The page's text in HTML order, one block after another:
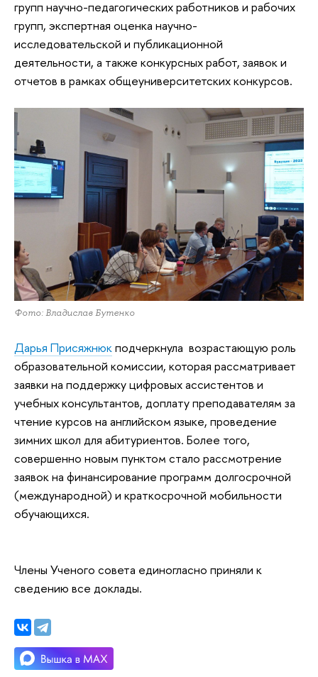
групп научно-педагогических работников и рабочих
групп, экспертная оценка научно-
исследовательской и публикационной
деятельности, а также конкурсных работ, заявок и
отчетов в рамках общеуниверситетских конкурсов.
Фото: Владислав Бутенко
Дарья Присяжнюкподчеркнула возрастающую роль
образовательной комиссии, которая рассматривает
заявки на поддержку цифровых ассистентов и
учебных консультантов, доплату преподавателям за
чтение курсов на английском языке, проведение
зимних школ для абитуриентов. Более того,
совершенно новым пунктом стало рассмотрение
заявок на финансирование программ долгосрочной
(международной) и краткосрочной мобильности
обучающихся.
Члены Ученого совета единогласно приняли к
сведению все доклады.